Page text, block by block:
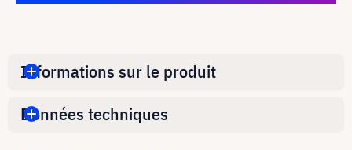
Informations sur le produit
Données techniques